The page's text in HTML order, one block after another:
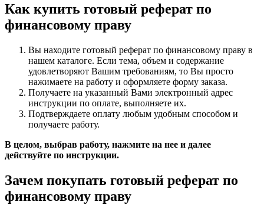
Как купить готовый реферат по
финансовому праву
Вы находите готовый реферат по финансовому праву в
нашем каталоге. Если тема, объем и содержание
удовлетворяют Вашим требованиям, то Вы просто
нажимаете на работу и оформляете форму заказа.
Получаете на указанный Вами электронный адрес
инструкции по оплате, выполняете их.
Подтверждаете оплату любым удобным способом и
получаете работу.
В целом, выбрав работу, нажмите на нее и далее
действуйте по инструкции.
Зачем покупать готовый реферат по
финансовому праву